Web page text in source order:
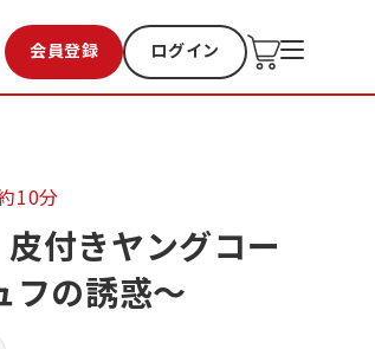
会員登録 ログイン
お気に入り 過去購入
10分
付きヤングコー
フの誘惑～